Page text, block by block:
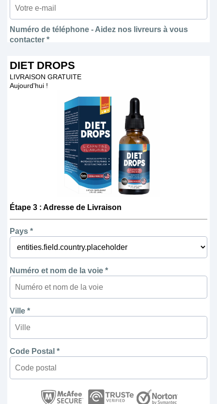
Numéro de téléphone - Aidez nos livreurs à vous
contacter *
DIET DROPS
LIVRAISON GRATUITE
Aujourd'hui !
Étape 3 : Adresse de Livraison
Pays *
Numéro et nom de la voie *
Ville *
Code Postal *